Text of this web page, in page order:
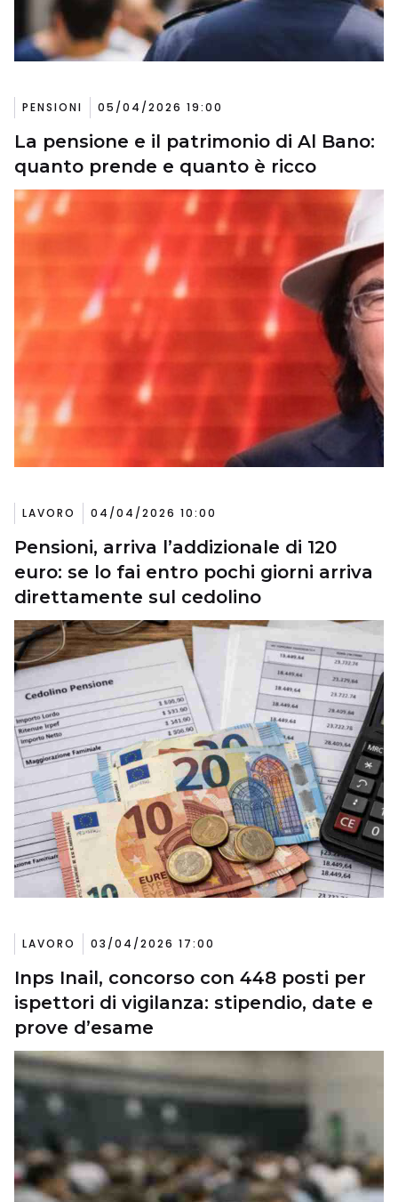
PENSIONI 05/04/2026 19:00
La pensione e il patrimonio di Al Bano:
quanto prende e quanto è ricco
LAVORO 04/04/2026 10:00
Pensioni, arriva l’addizionale di 120
euro: se lo fai entro pochi giorni arriva
direttamente sul cedolino
LAVORO 03/04/2026 17:00
Inps Inail, concorso con 448 posti per
ispettori di vigilanza: stipendio, date e
prove d’esame